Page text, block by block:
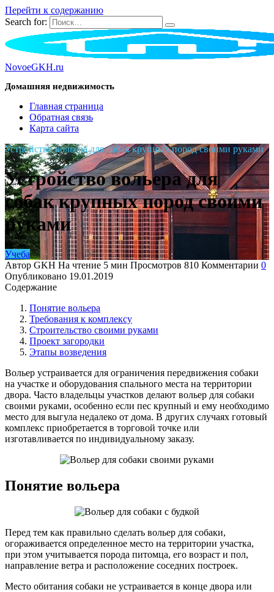
Перейти к содержанию
Search for:
NovoeGKH.ru
Домашняя недвижимость
Главная страница
Обратная связь
Карта сайта
Устройство вольера для собак крупных пород своими руками
Устройство вольера для
собак крупных пород своими
руками
Учеба
Автор GKH На чтение 5 мин Просмотров 810 Комментарии 0
Опубликовано 19.01.2019
Содержание
Понятие вольера
Требования к комплексу
Строительство своими руками
Проект загородки
Этапы возведения
Вольер устраивается для ограничения передвижения собаки
на участке и оборудования спального места на территории
двора. Часто владельцы участков делают вольер для собаки
своими руками, особенно если пес крупный и ему необходимо
место для выгула недалеко от дома. В других случаях готовый
комплекс приобретается в торговой точке или
изготавливается по индивидуальному заказу.
Понятие вольера
Перед тем как правильно сделать вольер для собаки,
огораживается определенное место на территории участка,
при этом учитывается порода питомца, его возраст и пол,
направление ветра и расположение соседних построек.
Место обитания собаки не устраивается в конце двора или